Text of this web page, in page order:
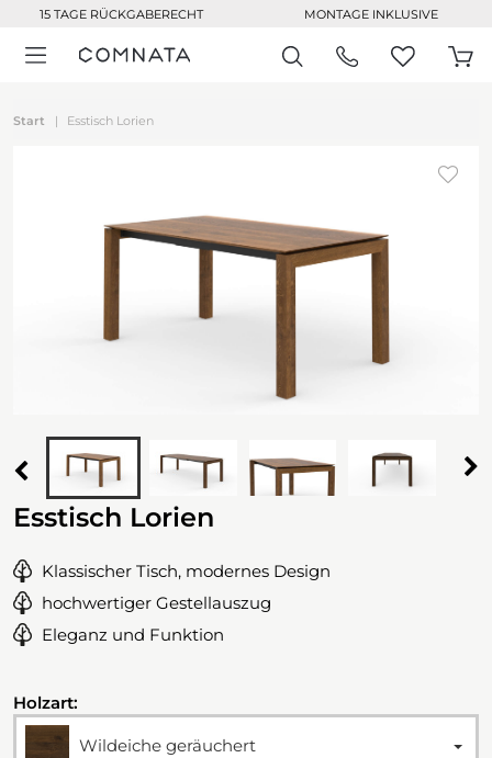
15 TAGE RÜCKGABERECHT MONTAGE INKLUSIVE
Start Esstisch Lorien
Esstisch Lorien
Klassischer Tisch, modernes Design
hochwertiger Gestellauszug
Eleganz und Funktion
Holzart:
Wildeiche geräuchert